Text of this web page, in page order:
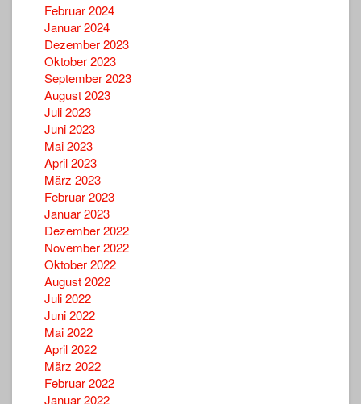
Februar 2024
Januar 2024
Dezember 2023
Oktober 2023
September 2023
August 2023
Juli 2023
Juni 2023
Mai 2023
April 2023
März 2023
Februar 2023
Januar 2023
Dezember 2022
November 2022
Oktober 2022
August 2022
Juli 2022
Juni 2022
Mai 2022
April 2022
März 2022
Februar 2022
Januar 2022